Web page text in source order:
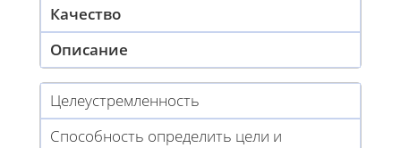
Качество
Описание
Целеустремленность
Способность определить цели и